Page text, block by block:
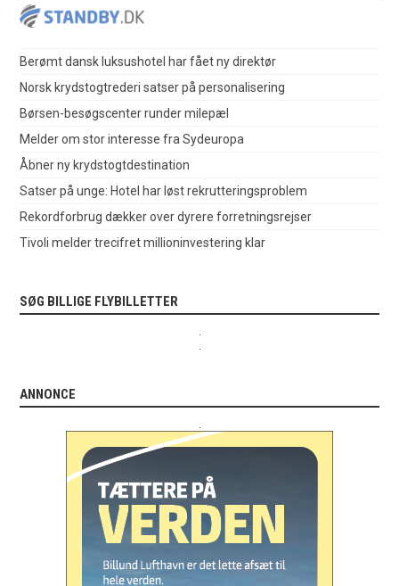
Berømt dansk luksushotel har fået ny direktør
Norsk krydstogtrederi satser på personalisering
Børsen-besøgscenter runder milepæl
Melder om stor interesse fra Sydeuropa
Åbner ny krydstogtdestination
Satser på unge: Hotel har løst rekrutteringsproblem
Rekordforbrug dækker over dyrere forretningsrejser
Tivoli melder trecifret millioninvestering klar
SØG BILLIGE FLYBILLETTER
.
.
ANNONCE
.